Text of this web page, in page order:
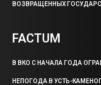
ВОЗВРАЩЕННЫХ
FACTUM
В ВКО С НАЧАЛА ГОДА
НЕПОГОДА В УСТЬ-